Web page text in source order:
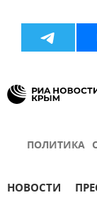
ПОЛИТИКА
НОВОСТИ